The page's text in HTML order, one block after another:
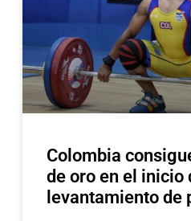
Colombia
de oro en el inicio
levantamiento de